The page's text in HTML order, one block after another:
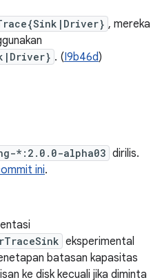
, mereka
. (I9b46d)
*:2.0.0-alpha03 dirilis.
ini.
eksperimental
batasan kapasitas
ke disk kecuali jika diminta